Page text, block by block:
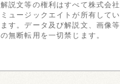
解説文等の権利はすべて株式会社
ミュージックエイトが所有してい
ます。データ及び解説文、画像等
の無断転用を一切禁じます。